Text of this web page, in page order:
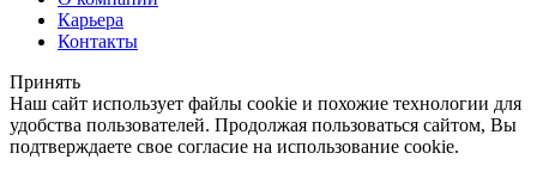
Карьера
Контакты
Принять
Наш сайт использует файлы cookie и похожие технологии для
удобства пользователей. Продолжая пользоваться сайтом, Вы
подтверждаете свое согласие на использование cookie.